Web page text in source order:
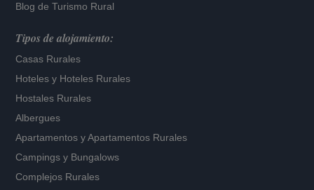
Blog de Turismo Rural
Tipos de alojamiento:
Casas Rurales
Hoteles y Hoteles Rurales
Hostales Rurales
Albergues
Apartamentos yApartamentos Rurales
Campings y Bungalows
Complejos Rurales